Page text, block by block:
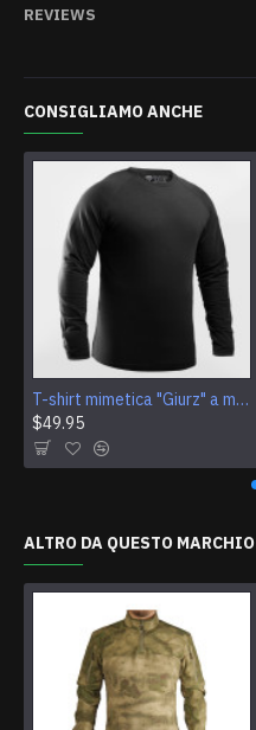
REVIEWS
CONSIGLIAMO ANCHE
T-shirt mimetica "Giurz" a manica lunga tattica per giacca Gorka Airsoft Attrezzatura sportiva da allenamento (4 colori)
$49.95
ALTRO DA QUESTO MARCHIO